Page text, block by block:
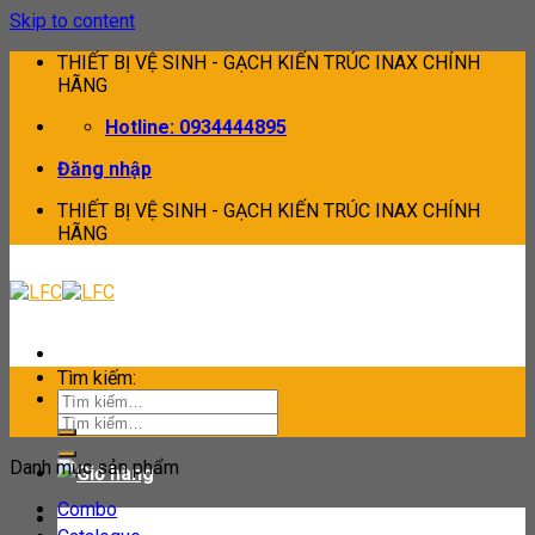
Skip to content
THIẾT BỊ VỆ SINH - GẠCH KIẾN TRÚC INAX CHÍNH
HÃNG
Hotline: 0934444895
Đăng nhập
THIẾT BỊ VỆ SINH - GẠCH KIẾN TRÚC INAX CHÍNH
HÃNG
Tìm kiếm:
Tìm kiếm:
Danh mục sản phẩm
Combo